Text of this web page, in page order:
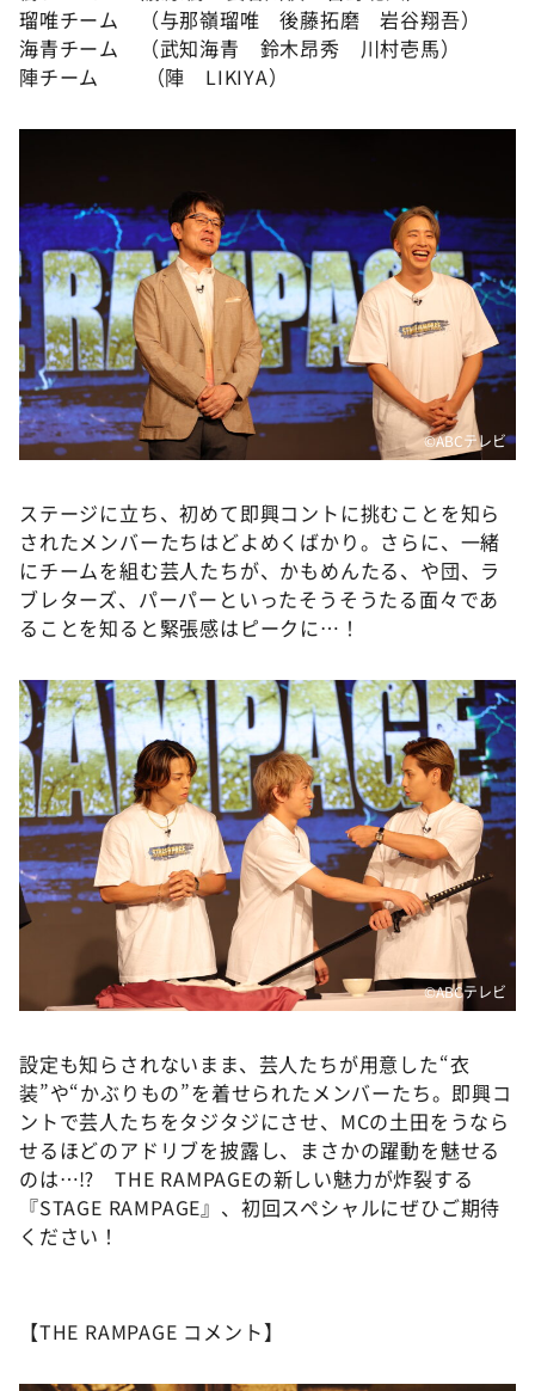
瑠唯チーム （与那嶺瑠唯 後藤拓磨 岩谷翔吾）
海青チーム （武知海青 鈴木昂秀 川村壱馬）
陣チーム （陣 LIKIYA）
©️ABCテレビ
ステージに立ち、初めて即興コントに挑むことを知ら
されたメンバーたちはどよめくばかり。さらに、一緒
にチームを組む芸人たちが、かもめんたる、や団、ラ
ブレターズ、パーパーといったそうそうたる面々であ
ることを知ると緊張感はピークに…！
©️ABCテレビ
設定も知らされないまま、芸人たちが用意した“衣
装”や“かぶりもの”を着せられたメンバーたち。即興コ
ントで芸人たちをタジタジにさせ、MCの土田をうなら
せるほどのアドリブを披露し、まさかの躍動を魅せる
のは…⁉ THE RAMPAGEの新しい魅力が炸裂する
『STAGE RAMPAGE』、初回スペシャルにぜひご期待
ください！
【THE RAMPAGE コメント】